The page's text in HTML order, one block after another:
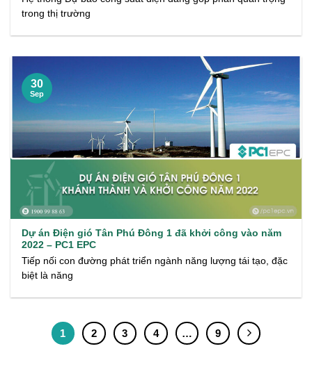
trong thị trường
Dự án Điện gió Tân Phú Đông 1 đã khởi công vào năm
2022 – PC1 EPC
Tiếp nối con đường phát triển ngành năng lượng tái tạo, đặc
biệt là năng
30
Sep
1 2 3 4 … 9